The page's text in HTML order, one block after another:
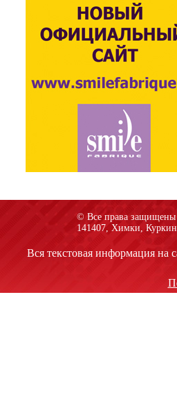
© Все права
141407, Химки,
Вся текстовая информация на